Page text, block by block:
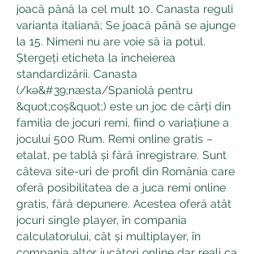
joacă până la cel mult 10. Canasta reguli
varianta italiană; Se joacă până se ajunge
la 15. Nimeni nu are voie să ia potul.
Ștergeți eticheta la încheierea
standardizării. Canasta
(/kə&#39;næsta/Spaniolă pentru
&quot;coș&quot;) este un joc de cărți din
familia de jocuri remi, fiind o variațiune a
jocului 500 Rum. Remi online gratis –
etalat, pe tablă și fără înregistrare. Sunt
câteva site-uri de profil din România care
oferă posibilitatea de a juca remi online
gratis, fără depunere. Acestea oferă atât
jocuri single player, în compania
calculatorului, cât și multiplayer, în